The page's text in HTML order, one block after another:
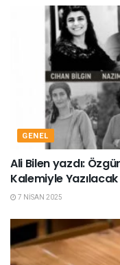
GENEL
Ali Bilen yazdı:
Kalemiyle Yazılacak
7 NISAN 2025